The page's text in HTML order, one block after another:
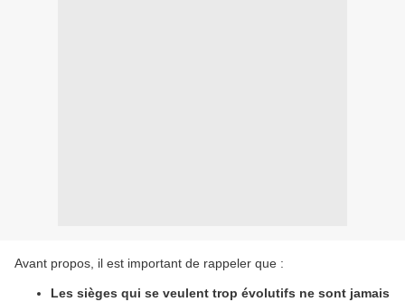
Avant propos, il est important de rappeler que :
Les sièges qui se veulent trop évolutifs ne sont jamais